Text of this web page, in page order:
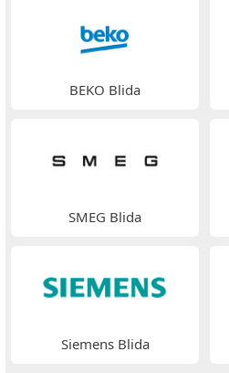
BEKO Blida
SMEG Blida
Siemens Blida